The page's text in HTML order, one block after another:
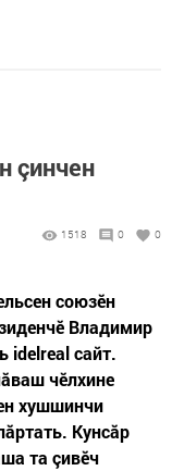
çинчен
1518 0 0
союзӗн
Владимир
idelreal сайт.
чӗлхине
хушшинчи
Кунсăр
та çивӗч